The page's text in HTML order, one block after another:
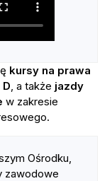
kursy na prawa
, a także jazdy
w zakresie
Ośrodku,
zawodowe